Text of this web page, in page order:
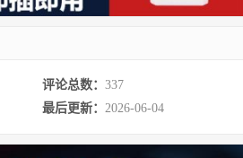
评论总数： 337
最后更新： 2026-06-04